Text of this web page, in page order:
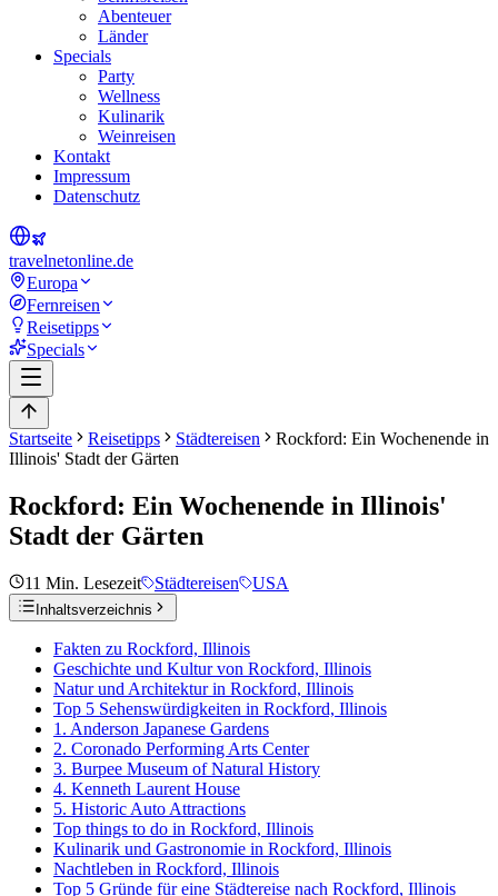
Abenteuer
Länder
Specials
Party
Wellness
Kulinarik
Weinreisen
Kontakt
Impressum
Datenschutz
travelnetonline.de
Europa
Fernreisen
Reisetipps
Specials
Startseite Reisetipps Städtereisen
Rockford: Ein Wochenende in
Illinois' Stadt der Gärten
Rockford: Ein Wochenende in Illinois'
Stadt der Gärten
11 Min. Lesezeit Städtereisen USA
Inhaltsverzeichnis
Fakten zu Rockford, Illinois
Geschichte und Kultur von Rockford, Illinois
Natur und Architektur in Rockford, Illinois
Top 5 Sehenswürdigkeiten in Rockford, Illinois
1. Anderson Japanese Gardens
2. Coronado Performing Arts Center
3. Burpee Museum of Natural History
4. Kenneth Laurent House
5. Historic Auto Attractions
Top things to do in Rockford, Illinois
Kulinarik und Gastronomie in Rockford, Illinois
Nachtleben in Rockford, Illinois
Top 5 Gründe für eine Städtereise nach Rockford, Illinois